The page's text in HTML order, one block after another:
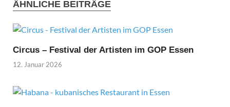
ÄHNLICHE BEITRÄGE
Circus – Festival der Artisten im GOP Essen
12. Januar 2026